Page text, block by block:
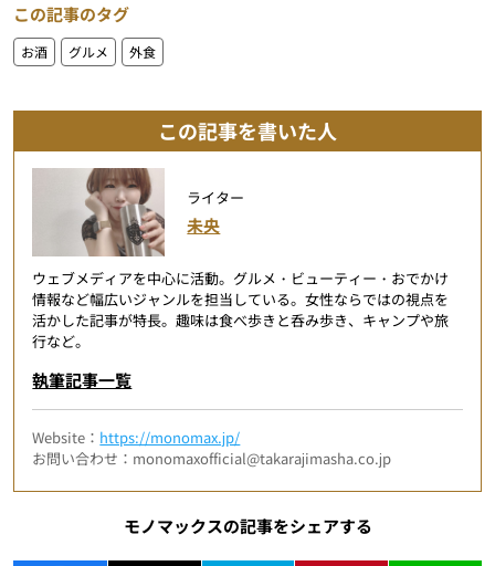
この記事のタグ
お酒 グルメ 外食
この記事を書いた人
ライター
未央
ウェブメディアを中心に活動。グルメ・ビューティー・おでかけ
情報など幅広いジャンルを担当している。女性ならではの視点を
活かした記事が特長。趣味は食べ歩きと呑み歩き、キャンプや旅
行など。
執筆記事一覧
Website： https://monomax.jp/
お問い合わせ：monomaxofficial@takarajimasha.co.jp
モノマックスの記事をシェアする